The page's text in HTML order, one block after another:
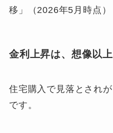
移」（2026年5月時点）
金利上昇は、想像以
住宅購入で見落とされ
です。